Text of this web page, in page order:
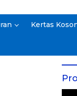
Kertas